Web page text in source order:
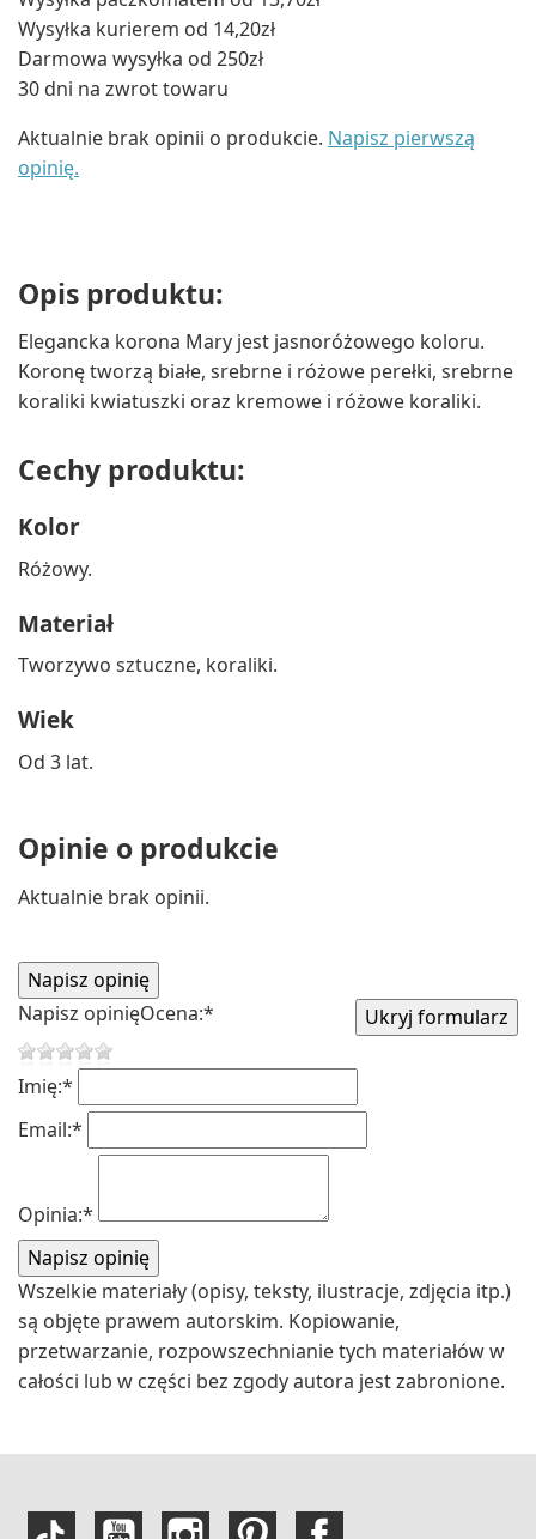
Wysyłka kurierem od 14,20zł
Darmowa wysyłka od 250zł
30 dni na zwrot towaru
Aktualnie brak opinii o produkcie. Napisz pierwszą
opinię.
Opis produktu:
Elegancka korona Mary jest jasnoróżowego koloru.
Koronę tworzą białe, srebrne i różowe perełki, srebrne
koraliki kwiatuszki oraz kremowe i różowe koraliki.
Cechy produktu:
Kolor
Różowy.
Materiał
Tworzywo sztuczne, koraliki.
Wiek
Od 3 lat.
Opinie o produkcie
Aktualnie brak opinii.
Napisz opinięOcena:*
Imię:*
Email:*
Opinia:*
Wszelkie materiały (opisy, teksty, ilustracje, zdjęcia itp.)
są objęte prawem autorskim. Kopiowanie,
przetwarzanie, rozpowszechnianie tych materiałów w
całości lub w części bez zgody autora jest zabronione.